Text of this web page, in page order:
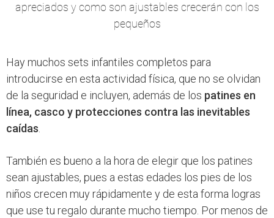
apreciados y como son ajustables crecerán con los
pequeños
Hay muchos sets infantiles completos para
introducirse en esta actividad física, que no se olvidan
de la seguridad e incluyen, además de los patines en
línea, casco y protecciones contra las inevitables
caídas
También es bueno a la hora de elegir que los patines
sean ajustables, pues a estas edades los pies de los
niños crecen muy rápidamente y de esta forma logras
que use tu regalo durante mucho tiempo. Por menos de